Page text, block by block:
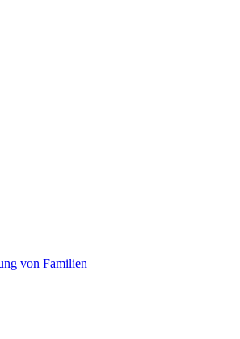
von Familien